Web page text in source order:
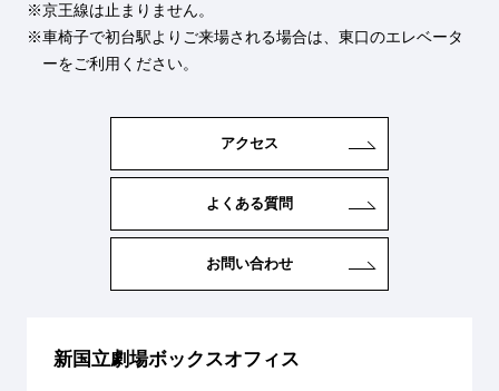
京王線は止まりません。
車椅子で初台駅よりご来場される場合は、東口のエレベータ
ーをご利用ください。
アクセス
よくある質問
お問い合わせ
新国立劇場ボックスオフィス